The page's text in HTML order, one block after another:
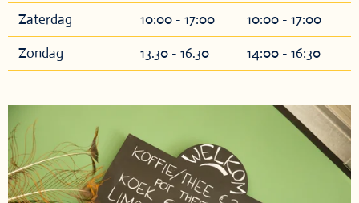
Zaterdag
10:00 - 17:00
10:00 - 17:00
Zondag
13.30 - 16.30 14:00 - 16:30